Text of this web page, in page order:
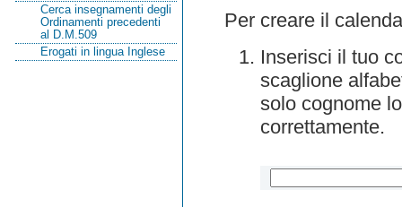
Cerca insegnamenti degli
Ordinamenti precedenti
al D.M.509
Erogati in lingua Inglese
Per creare il
Inserisci il tuo
scaglione
solo cognome
correttamente.